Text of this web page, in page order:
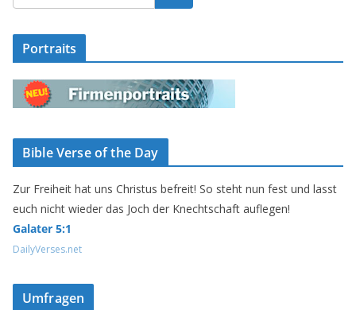
Portraits
Bible Verse of the Day
Zur Freiheit hat uns Christus befreit! So steht nun fest und lasst
euch nicht wieder das Joch der Knechtschaft auflegen!
Galater 5:1
DailyVerses.net
Umfragen